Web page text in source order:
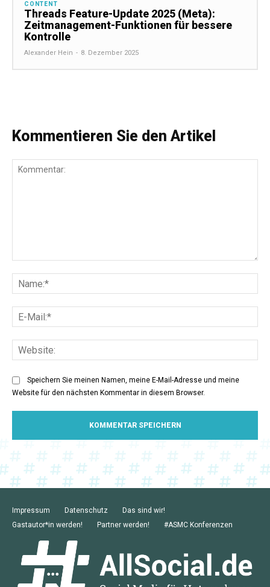
CONTENT
Threads Feature-Update 2025 (Meta):
Zeitmanagement-Funktionen für bessere
Kontrolle
Alexander Hein - 8. Dezember 2025
Kommentieren Sie den Artikel
Speichern Sie meinen Namen, meine E-Mail-Adresse und meine
Website für den nächsten Kommentar in diesem Browser.
Impressum Datenschutz
Das sind wir!
Gastautor*in werden!
Partner werden! #ASMC Konferenzen